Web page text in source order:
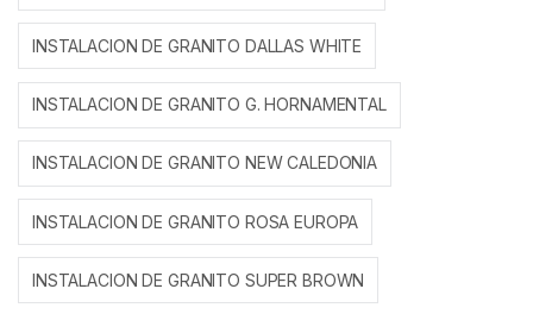
INSTALACION DE GRANITO DALLAS WHITE
INSTALACION DE GRANITO G. HORNAMENTAL
INSTALACION DE GRANITO NEW CALEDONIA
INSTALACION DE GRANITO ROSA EUROPA
INSTALACION DE GRANITO SUPER BROWN